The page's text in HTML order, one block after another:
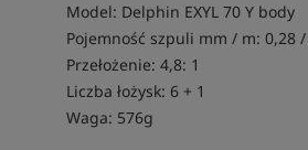
Model: Delphin EXYL 70 Y body
Pojemność szpuli mm / m: 0,28
Przełożenie: 4,8: 1
Liczba łożysk: 6 + 1
Waga: 576g